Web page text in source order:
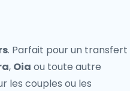
. Parfait pour un transfert
, Oia ou toute autre
les couples ou les